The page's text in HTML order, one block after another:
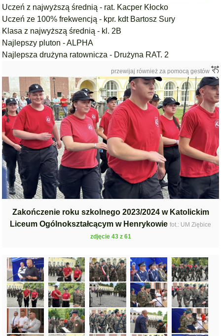
Uczeń z najwyższą średnią - rat. Kacper Kłocko
Uczeń ze 100% frekwencją - kpr. kdt Bartosz Sury
Klasa z najwyższą średnią - kl. 2B
Najlepszy pluton - ALPHA
Najlepsza drużyna ratownicza - Drużyna RAT. 2
przewijaj również za pomocą gestów
Zakończenie roku szkolnego 2023/2024 w Katolickim
Liceum Ogólnokształcącym w Henrykowie fot.: UM Ziębice
zdjęcie 43 z 61